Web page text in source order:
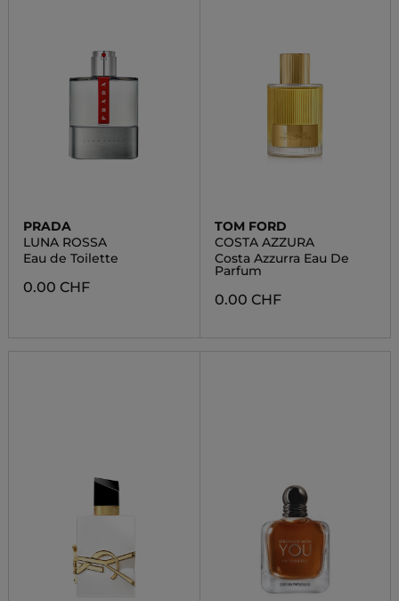
PRADA
LUNA ROSSA
Eau de Toilette
0.00 CHF
TOM FORD
COSTA AZZURA
Costa Azzurra Eau De
Parfum
0.00 CHF